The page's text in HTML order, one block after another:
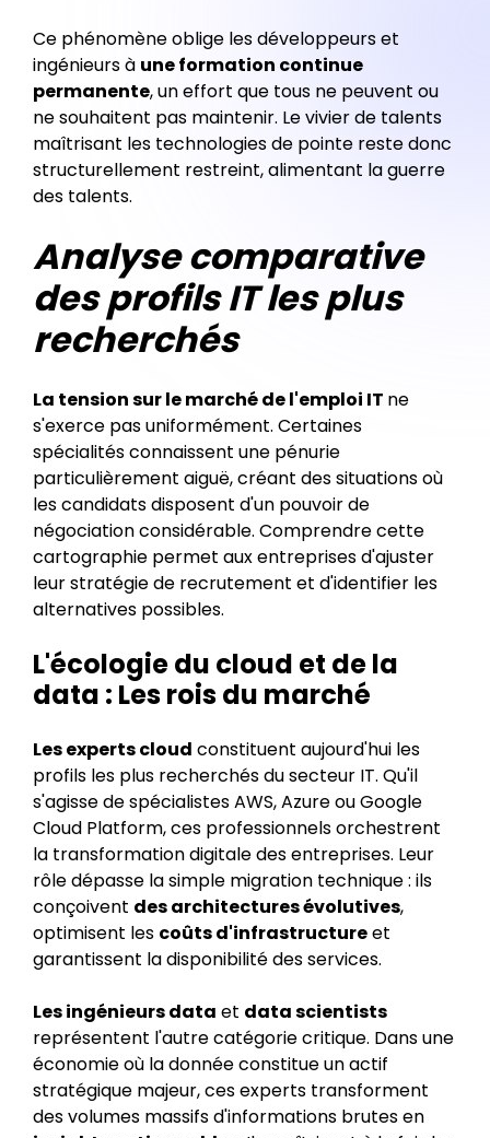
Ce phénomène oblige les développeurs et
ingénieurs à une formation continue
permanente, un effort que tous ne peuvent ou
ne souhaitent pas maintenir. Le vivier de talents
maîtrisant les technologies de pointe reste donc
structurellement restreint, alimentant la guerre
des talents.
Analyse comparative
des profils IT les plus
recherchés
La tension sur le marché de l'emploi IT ne
s'exerce pas uniformément. Certaines
spécialités connaissent une pénurie
particulièrement aiguë, créant des situations où
les candidats disposent d'un pouvoir de
négociation considérable. Comprendre cette
cartographie permet aux entreprises d'ajuster
leur stratégie de recrutement et d'identifier les
alternatives possibles.
L'écologie du cloud et de la
data : Les rois du marché
Les experts cloud constituent aujourd'hui les
profils les plus recherchés du secteur IT. Qu'il
s'agisse de spécialistes AWS, Azure ou Google
Cloud Platform, ces professionnels orchestrent
la transformation digitale des entreprises. Leur
rôle dépasse la simple migration technique : ils
conçoivent des architectures évolutives,
optimisent les coûts d'infrastructureet
garantissent la disponibilité des services.
Les ingénieurs data et data scientists
représentent l'autre catégorie critique. Dans une
économie où la donnée constitue un actif
stratégique majeur, ces experts transforment
des volumes massifs d'informations brutes en